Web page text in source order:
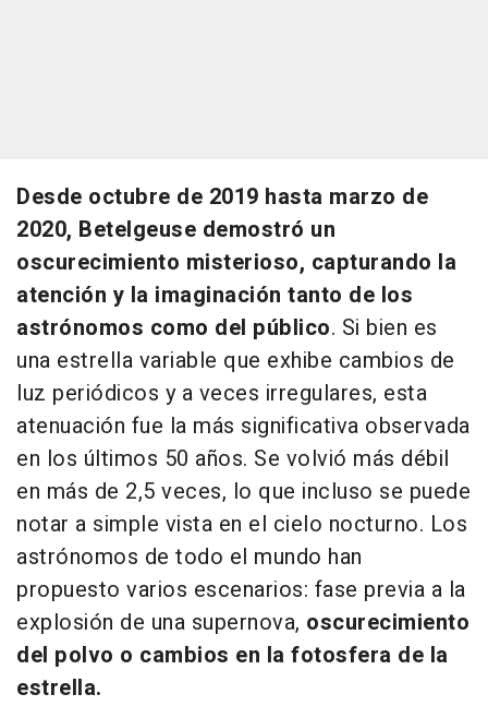
Desde octubre de 2019 hasta marzo de
2020, Betelgeuse demostró un
oscurecimiento misterioso, capturando la
atención y la imaginación tanto de los
astrónomos como del público. Si bien es
una estrella variable que exhibe cambios de
luz periódicos y a veces irregulares, esta
atenuación fue la más significativa observada
en los últimos 50 años. Se volvió más débil
en más de 2,5 veces, lo que incluso se puede
notar a simple vista en el cielo nocturno. Los
astrónomos de todo el mundo han
propuesto varios escenarios: fase previa a la
explosión de una supernova, oscurecimiento
del polvo o cambios en la fotosfera de la
estrella.